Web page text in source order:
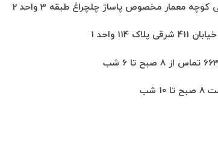
کوچه معمار مخصوص پاساژ چلچراغ طبقه 3 واحد 2